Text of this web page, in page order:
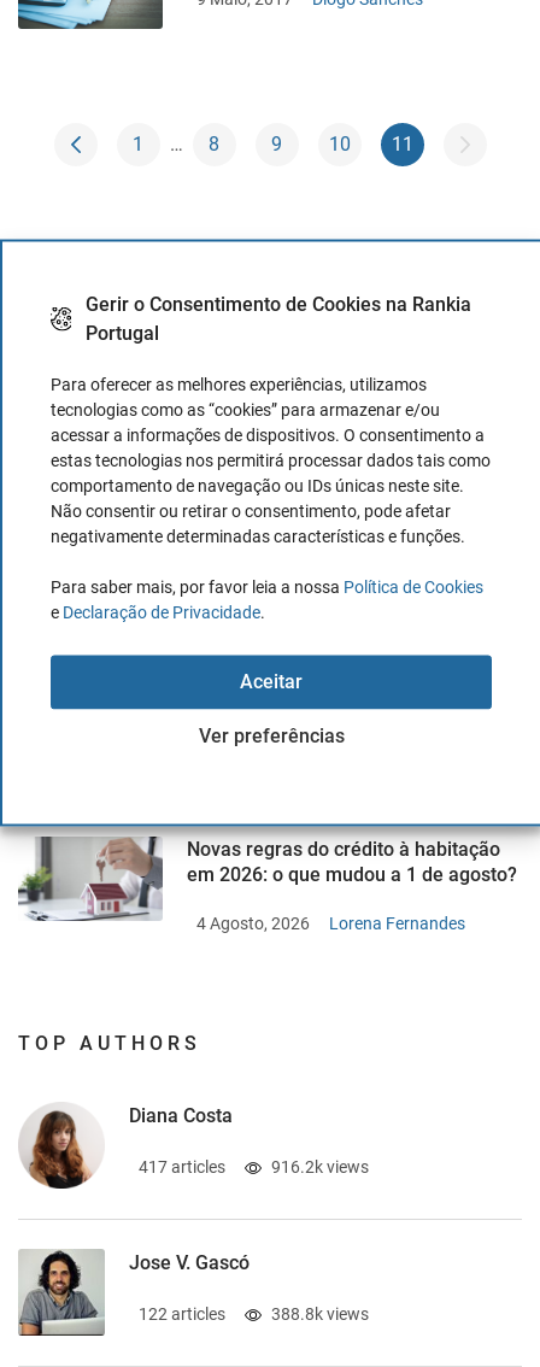
Gerir o Consentimento de Cookies na Rankia
Portugal
Para oferecer as melhores experiências, utilizamos
tecnologias como as “cookies” para armazenar e/ou
acessar a informações de dispositivos. O consentimento a
estas tecnologias nos permitirá processar dados tais como
comportamento de navegação ou IDs únicas neste site.
Não consentir ou retirar o consentimento, pode afetar
negativamente determinadas características e funções.
Para saber mais, por favor leia a nossa Política de Cookies
e Declaração de Privacidade
Aceitar
Ver preferências
1 … 8 9 10 11
LATEST PUBLISHED ARTICLES
20 Outubro, 2020 Juan Andrés Grafiada
O que são fundos do mercado
monetário?
26 Março, 2021 Diana Costa
Certificados de Aforro em agosto de
2026: taxa sobe para 2,474%
Novas regras do crédito à habitação
em 2026: o que mudou a 1 de agosto?
4 Agosto, 2026 Lorena Fernandes
TOP AUTHORS
Diana Costa
417 articles 916.2k views
Jose V. Gascó
122 articles 388.8k views